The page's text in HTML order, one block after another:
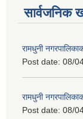
सार्वजनिक
रामधुनी
Post date: 08/
रामधुनी
Post date: 08/